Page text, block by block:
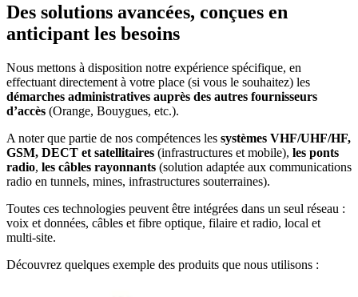
Des solutions avancées, conçues en
anticipant les besoins
Nous mettons à disposition notre expérience spécifique, en
effectuant directement à votre place (si vous le souhaitez) les
démarches administratives auprès des autres fournisseurs
d’accès (Orange, Bouygues, etc.).
A noter que partie de nos compétences les systèmes VHF/UHF/HF,
GSM, DECT et satellitaires (infrastructures et mobile), les ponts
radio, les câbles rayonnants (solution adaptée aux communications
radio en tunnels, mines, infrastructures souterraines).
Toutes ces technologies peuvent être intégrées dans un seul réseau :
voix et données, câbles et fibre optique, filaire et radio, local et
multi-site.
Découvrez quelques exemple des produits que nous utilisons :